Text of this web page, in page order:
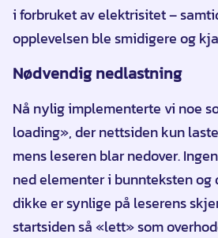
i forbruket av elektrisitet –
opplevelsen ble smidigere og
Nødvendig nedlastning
Nå nylig implementerte vi noe
loading», der nettsiden kun
mens leseren blar nedover.
ned elementer i bunnteksten og
dikke er synlige på leserens
startsiden så «lett» som